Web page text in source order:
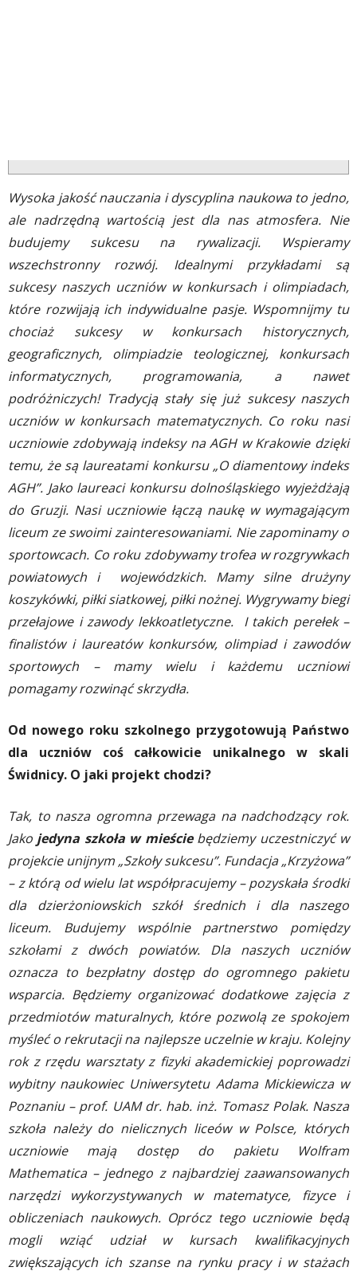
Wysoka jakość nauczania i dyscyplina naukowa to jedno,
ale nadrzędną wartością jest dla nas atmosfera. Nie
budujemy sukcesu na rywalizacji. Wspieramy
wszechstronny rozwój. Idealnymi przykładami są
sukcesy naszych uczniów w konkursach i olimpiadach,
które rozwijają ich indywidualne pasje. Wspomnijmy tu
chociaż sukcesy w konkursach historycznych,
geograficznych, olimpiadzie teologicznej, konkursach
informatycznych, programowania, a nawet
podróżniczych! Tradycją stały się już sukcesy naszych
uczniów w konkursach matematycznych. Co roku nasi
uczniowie zdobywają indeksy na AGH w Krakowie dzięki
temu, że są laureatami konkursu „O diamentowy indeks
AGH”. Jako laureaci konkursu dolnośląskiego wyjeżdżają
do Gruzji. Nasi uczniowie łączą naukę w wymagającym
liceum ze swoimi zainteresowaniami. Nie zapominamy o
sportowcach. Co roku zdobywamy trofea w rozgrywkach
powiatowych i wojewódzkich. Mamy silne drużyny
koszykówki, piłki siatkowej, piłki nożnej. Wygrywamy biegi
przełajowe i zawody lekkoatletyczne. I takich perełek –
finalistów i laureatów konkursów, olimpiad i zawodów
sportowych – mamy wielu i każdemu uczniowi
pomagamy rozwinąć skrzydła.
Od nowego roku szkolnego przygotowują Państwo
dla uczniów coś całkowicie unikalnego w skali
Świdnicy. O jaki projekt chodzi?
Tak, to nasza ogromna przewaga na nadchodzący rok.
Jako jedyna szkoła w mieściebędziemy uczestniczyć w
projekcie unijnym „Szkoły sukcesu”. Fundacja „Krzyżowa”
– z którą od wielu lat współpracujemy – pozyskała środki
dla dzierżoniowskich szkół średnich i dla naszego
liceum. Budujemy wspólnie partnerstwo pomiędzy
szkołami z dwóch powiatów. Dla naszych uczniów
oznacza to bezpłatny dostęp do ogromnego pakietu
wsparcia. Będziemy organizować dodatkowe zajęcia z
przedmiotów maturalnych, które pozwolą ze spokojem
myśleć o rekrutacji na najlepsze uczelnie w kraju. Kolejny
rok z rzędu warsztaty z fizyki akademickiej poprowadzi
wybitny naukowiec Uniwersytetu Adama Mickiewicza w
Poznaniu – prof. UAM dr. hab. inż. Tomasz Polak. Nasza
szkoła należy do nielicznych liceów w Polsce, których
uczniowie mają dostęp do pakietu Wolfram
Mathematica – jednego z najbardziej zaawansowanych
narzędzi wykorzystywanych w matematyce, fizyce i
obliczeniach naukowych.Oprócz tego uczniowie będą
mogli wziąć udział w kursach kwalifikacyjnych
zwiększających ich szanse na rynku pracy i w stażach